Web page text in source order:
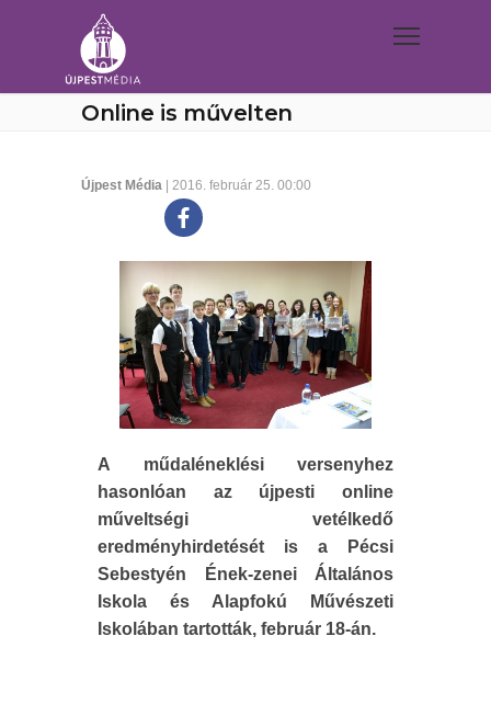
Online is művelten
Újpest Média | 2016. február 25. 00:00
A műdaléneklési versenyhez
hasonlóan az újpesti online
műveltségi vetélkedő
eredményhirdetését is a Pécsi
Sebestyén Ének-zenei Általános
Iskola és Alapfokú Művészeti
Iskolában tartották, február 18-án.